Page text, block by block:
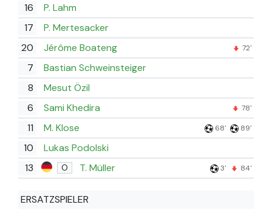
16
P. Lahm
17
P. Mertesacker
20
Jérôme Boateng 72'
7
Bastian Schweinsteiger
8
Mesut Özil
6
Sami Khedira 78'
11 M. Klose 68' 89'
10
Lukas Podolski
13
O T. Müller 3' 84'
ERSATZSPIELER